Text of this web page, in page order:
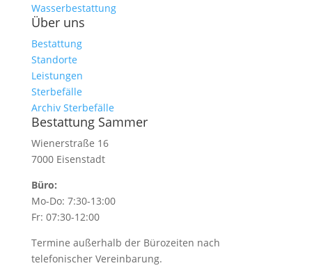
Wasserbestattung
Über uns
Bestattung
Standorte
Leistungen
Sterbefälle
Archiv Sterbefälle
Bestattung Sammer
Wienerstraße 16
7000 Eisenstadt
Büro:
Mo-Do: 7:30-13:00
Fr: 07:30-12:00
Termine außerhalb der Bürozeiten nach
telefonischer Vereinbarung.